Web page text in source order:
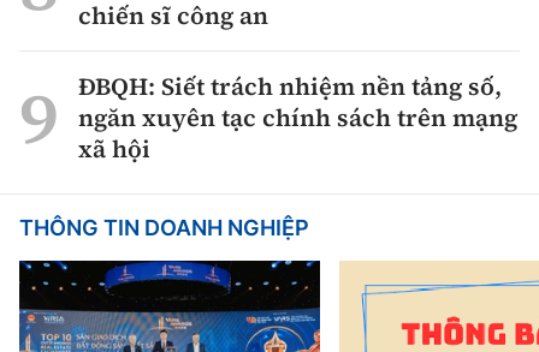
chiến sĩ công an
ĐBQH: Siết trách nhiệm nền tảng số,
ngăn xuyên tạc chính sách trên mạng
xã hội
THÔNG TIN DOANH NGHIỆP